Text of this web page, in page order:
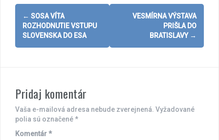
Post
navigation
← SOSA VÍTA
ROZHODNUTIE VSTUPU
SLOVENSKA DO ESA
VESMÍRNA VÝSTAVA
PRIŠLA DO
BRATISLAVY →
Pridaj komentár
Vaša e-mailová adresa nebude zverejnená. Vyžadované
polia sú označené*
Komentár*